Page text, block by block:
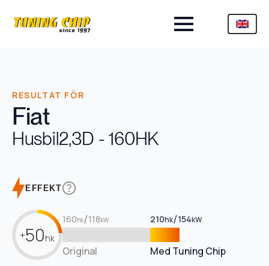
RESULTAT FÖR
Fiat
Husbil2,3D - 160HK
EFFEKT
+50hk
160hk/118kW 210hk/154kW
Original Med Tuning Chip